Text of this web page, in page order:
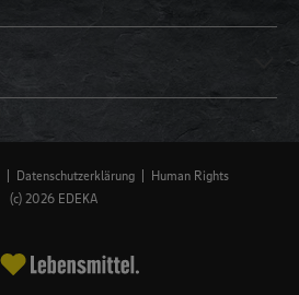
Datenschutzerklärung
Human Rights
(c) 2026 EDEKA